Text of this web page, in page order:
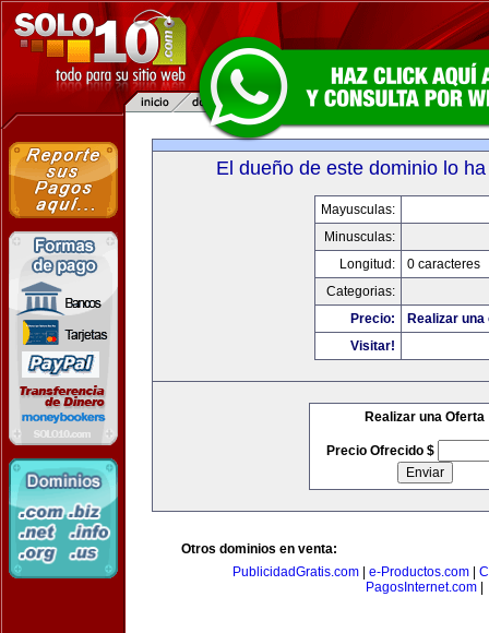
El dueño de este dominio lo
Mayusculas:
Minusculas:
Longitud:
0 caracteres
Categorias:
Precio:
Realizar
Visitar!
Realizar una Oferta
Precio Ofrecido $
Otros dominios en venta:
PublicidadGratis.com
e-Productos.com
PagosInternet.com